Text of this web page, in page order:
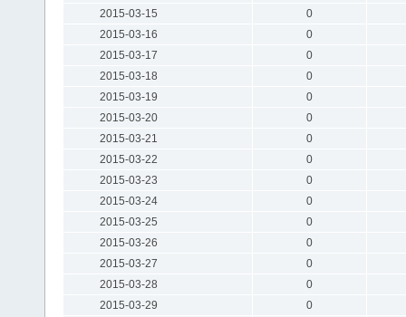
2015-03-15
0
2015-03-16
0
2015-03-17
0
2015-03-18
0
2015-03-19
0
2015-03-20
0
2015-03-21
0
2015-03-22
0
2015-03-23
0
2015-03-24
0
2015-03-25
0
2015-03-26
0
2015-03-27
0
2015-03-28
0
2015-03-29
0